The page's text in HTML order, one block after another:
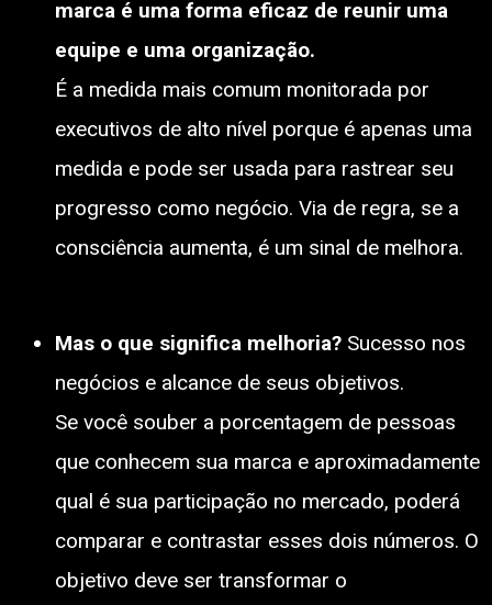
marca é uma forma eficaz de reunir uma
equipe e uma organização.
É a medida mais comum monitorada por
executivos de alto nível porque é apenas uma
medida e pode ser usada para rastrear seu
progresso como negócio. Via de regra, se a
consciência aumenta, é um sinal de melhora.
Mas o que significa melhoria? Sucesso nos
negócios e alcance de seus objetivos.
Se você souber a porcentagem de pessoas
que conhecem sua marca e aproximadamente
qual é sua participação no mercado, poderá
comparar e contrastar esses dois números. O
objetivo deve ser transformar o